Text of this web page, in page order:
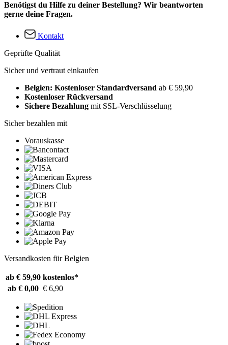
Benötigst du Hilfe zu deiner Bestellung? Wir beantworten
gerne deine Fragen.
Kontakt
Geprüfte Qualität
Sicher und vertraut einkaufen
Belgien: Kostenloser Standardversand ab € 59,90
Kostenloser Rückversand
Sichere Bezahlung mit SSL-Verschlüsselung
Sicher bezahlen mit
Vorauskasse
Versandkosten für Belgien
ab € 59,90 kostenlos*
ab € 0,00 € 6,90